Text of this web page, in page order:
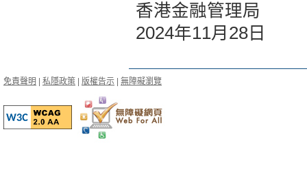
香港金融管理局
2024年11月28日
免責聲明 私隱政策 版權告示 無障礙瀏覽